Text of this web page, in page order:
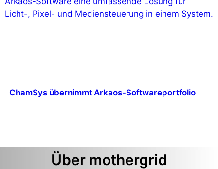
ChamSys übernimmt Arkaos-Softwareportfolio
Über mothergrid